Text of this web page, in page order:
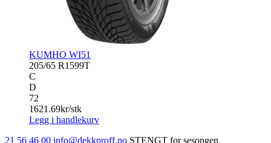
KUMHO WI51
205/65 R1599T
C
D
72
1621.69kr/stk
Legg i handlekurv
21 56 46 00 info@dekkproff.no STENGT for sesongen